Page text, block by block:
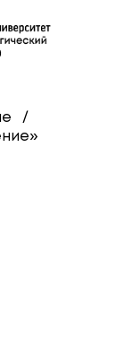
/